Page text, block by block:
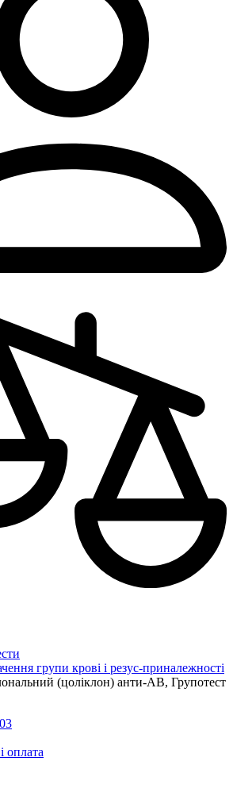
групи крові і резус-приналежності
(цоліклон) анти-АВ, Групотест
оплата